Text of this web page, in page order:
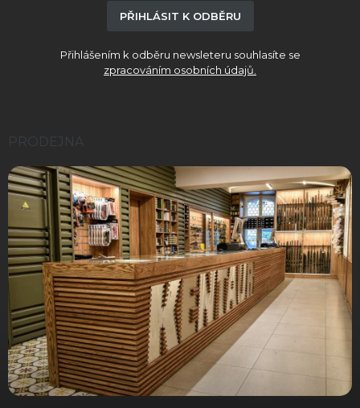
PŘIHLÁSIT K ODBĚRU
Přihlášením k odběru newsleteru souhlasíte se
zpracováním osobních údajů.
PRODEJNA